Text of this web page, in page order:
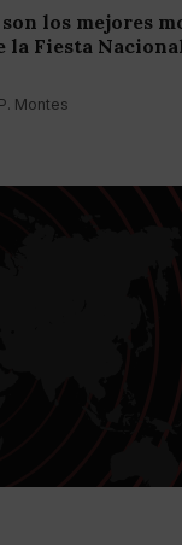
son los mejores
la Fiesta
Montes